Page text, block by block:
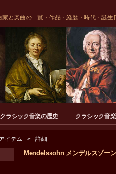
と楽曲の一覧・作品・経歴・時代・誕
クラシック音楽の歴史 クラシック音
アイテム 詳細
Mendelssohn メンデルスゾー